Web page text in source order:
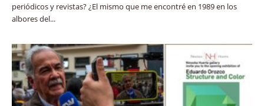
periódicos y revistas? ¿El mismo que me encontré en 1989 en los
albores del...